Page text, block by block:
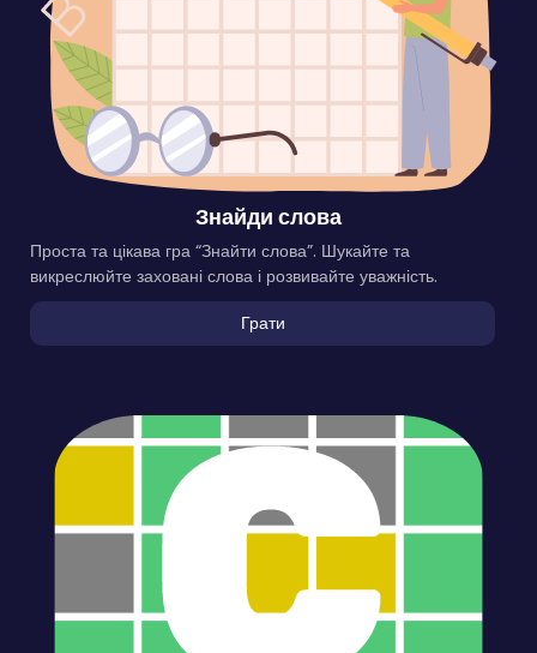
Знайди слова
Проста та цікава гра “Знайти слова”. Шукайте та
викреслюйте заховані слова і розвивайте уважність.
Грати